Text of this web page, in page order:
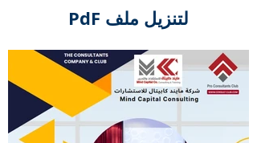
لتنزيل ملف PdF